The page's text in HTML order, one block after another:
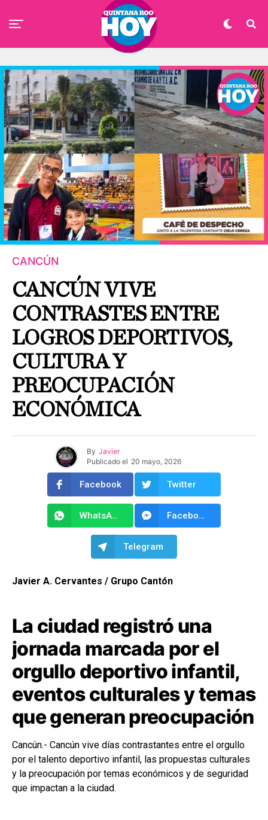
CANCÚN
CANCÚN VIVE
CONTRASTES ENTRE
LOGROS DEPORTIVOS,
CULTURA Y
PREOCUPACIÓN
ECONÓMICA
By Javier
Publicado el 20 mayo, 2026
Facebook Twitter
WhatsApp Facebook Messenger
Telegram
Javier A. Cervantes / Grupo Cantón
La ciudad registró una
jornada marcada por el
orgullo deportivo infantil,
eventos culturales y temas
que generan preocupación
Cancún.- Cancún vive días contrastantes entre el orgullo
por el talento deportivo infantil, las propuestas culturales
y la preocupación por temas económicos y de seguridad
que impactan a la ciudad.